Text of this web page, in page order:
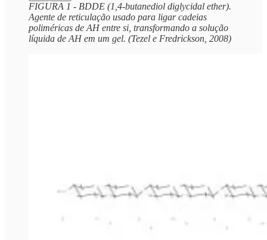
FIGURA 1 - BDDE (1,4-butanediol diglycidal ether).
Agente de reticulação usado para ligar cadeias
poliméricas de AH entre si, transformando a solução
líquida de AH em um gel. (Tezel e Fredrickson, 2008)